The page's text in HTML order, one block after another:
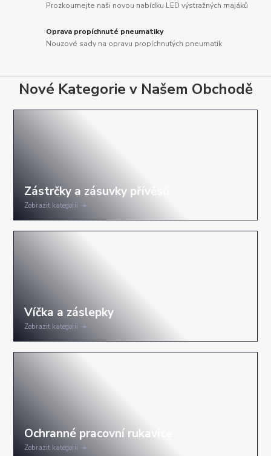
Prozkoumejte naši novou nabídku LED výstražných majáků
Oprava propíchnuté pneumatiky
Nouzové sady na opravu propíchnutých pneumatik
Nové Kategorie v Našem Obchodě
Zobrazit kategorii
Zobrazit kategorii
Zobrazit kategorii